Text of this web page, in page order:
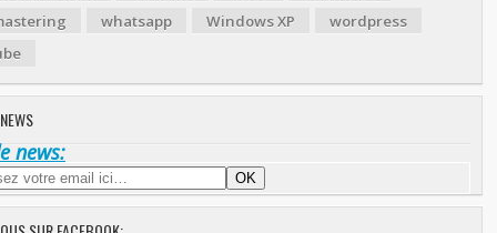
whatsapp Windows XP
wordpress
news: